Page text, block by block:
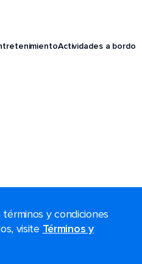
Actividades a bordo
y condiciones
visite Términos y